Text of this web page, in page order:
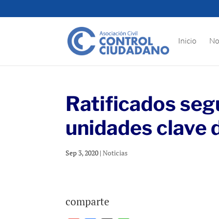
Inicio
Ratificados
unidades clave
Sep 3, 2020 |Noticias
comparte